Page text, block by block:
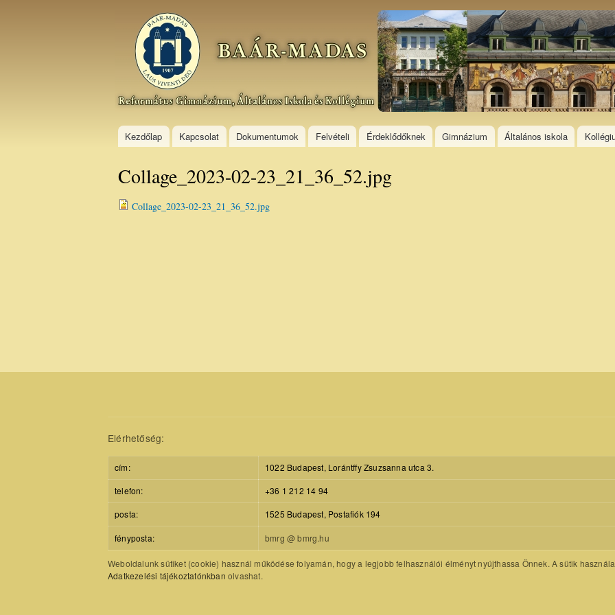
Skip to
main
content
Baár–
Madas
Református
Gimnázium,
Általános
Kollégium
Kezdőlap Kapcsolat Dokumentumok Felvételi Érdeklődőknek Gimnázium Általános iskola
Collage_2023-02-23_21_36_52.jpg
Collage_2023-02-23_21_36_52.jpg
Elérhetőség:
cím:
1022 Budapest, Lorántffy Zsuzsanna utca 3.
telefon:
+36 1 212 14 94
posta:
1525 Budapest, Postafiók 194
fényposta: bmrg @ bmrg.hu
Weboldalunk sütiket (cookie) használ működése folyamán, hogy a legjobb felhasználói élményt nyújthassa Önnek. A sütik
Adatkezelési tájékoztatónkban olvashat.